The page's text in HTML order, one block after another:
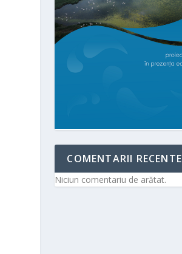
COMENTARII RECENTE
Niciun comentariu de arătat.